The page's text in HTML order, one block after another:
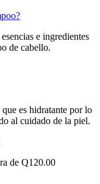
e ingredientes
de cabello.
es hidratante por lo
al cuidado de la piel.
de Q120.00